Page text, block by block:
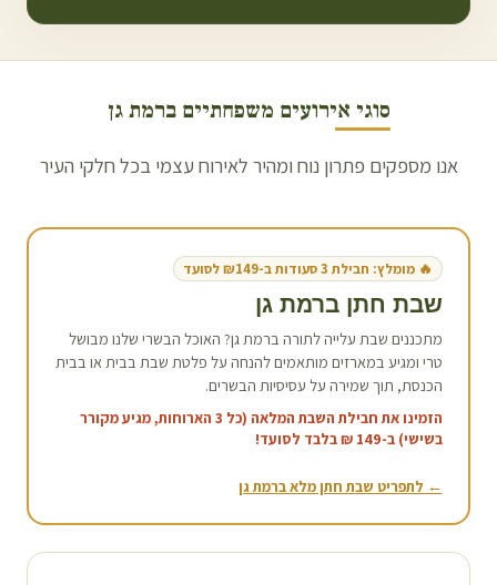
סוגי אירועים משפחתיים ברמת גן
אנו מספקים פתרון נוח ומהיר לאירוח עצמי בכל חלקי העיר
🔥 מומלץ: חבילת 3 סעודות ב-₪149 לסועד
שבת חתן ברמת גן
מתכננים שבת עלייה לתורה ברמת גן? האוכל הבשרי שלנו מבושל
טרי ומגיע במארזים מותאמים להנחה על פלטת שבת בבית או בבית
הכנסת, תוך שמירה על עסיסיות הבשרים.
הזמינו את חבילת השבת המלאה (כל 3 הארוחות, מגיע מקורר
בשישי) ב-149 ₪ בלבד לסועד!
← לתפריט שבת חתן מלא ברמת גן